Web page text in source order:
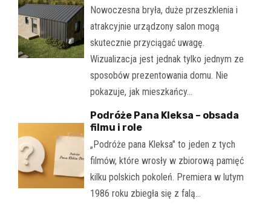
Nowoczesna bryła, duże przeszklenia i
atrakcyjnie urządzony salon mogą
skutecznie przyciągać uwagę.
Wizualizacja jest jednak tylko jednym ze
sposobów prezentowania domu. Nie
pokazuje, jak mieszkańcy…
Podróże Pana Kleksa – obsada
filmu i role
„Podróże pana Kleksa" to jeden z tych
filmów, które wrosły w zbiorową pamięć
kilku polskich pokoleń. Premiera w lutym
1986 roku zbiegła się z falą…